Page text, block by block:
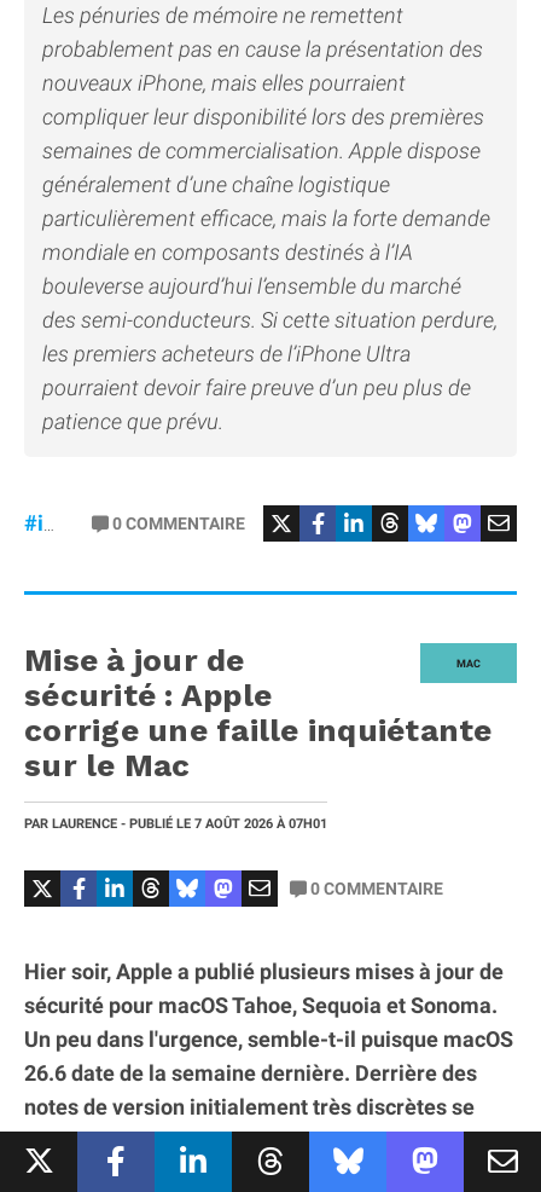
Les pénuries de mémoire ne remettent
probablement pas en cause la présentation des
nouveaux iPhone, mais elles pourraient
compliquer leur disponibilité lors des premières
semaines de commercialisation. Apple dispose
généralement d’une chaîne logistique
particulièrement efficace, mais la forte demande
mondiale en composants destinés à l’IA
bouleverse aujourd’hui l’ensemble du marché
des semi-conducteurs. Si cette situation perdure,
les premiers acheteurs de l’iPhone Ultra
pourraient devoir faire preuve d’un peu plus de
patience que prévu.
#iPhoneUltra #RAM
0COMMENTAIRE
MAC
Mise à jour de
sécurité : Apple
corrige une faille inquiétante
sur le Mac
PAR LAURENCE - PUBLIÉ LE 7 AOÛT 2026 À 07H01
0COMMENTAIRE
Hier soir, Apple a publié plusieurs mises à jour de
sécurité pour macOS Tahoe, Sequoia et Sonoma.
Un peu dans l'urgence, semble-t-il puisque macOS
26.6 date de la semaine dernière. Derrière des
notes de version initialement très discrètes se
cache en réalité la correction d’une vulnérabilité
sérieuse affectant le partage d’écran. Dans